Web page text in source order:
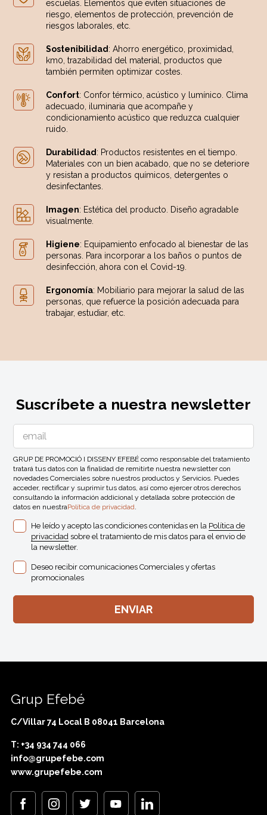
escuelas. Elementos que eviten situaciones de
riesgo, elementos de protección, prevención de
riesgos laborales, etc.
Sostenibilidad : Ahorro energético, proximidad,
km0, trazabilidad del material, productos que
también permiten optimizar costes.
Confort: Confor térmico, acústico y lumínico. Clima
adecuado, iluminaria que acompañe y
condicionamiento acústico que reduzca cualquier
ruido.
Durabilidad : Productos resistentes en el tiempo.
Materiales con un bien acabado, que no se deteriore
y resistan a productos químicos, detergentes o
desinfectantes.
Imagen: Estética del producto. Diseño agradable
visualmente.
Higiene: Equipamiento enfocado al bienestar de las
personas. Para incorporar a los baños o puntos de
desinfección, ahora con el Covid-19.
Ergonomía: Mobiliario para mejorar la salud de las
personas, que refuerce la posición adecuada para
trabajar, estudiar, etc.
Suscríbete a nuestra newsletter
GRUP DE PROMOCIÓ I DISSENY EFEBÉ como responsable del tratamiento
tratará tus datos con la finalidad de remitirte nuestra newsletter con
novedades Comerciales sobre nuestros productos y Servicios. Puedes
acceder, rectificar y suprimir tus datos, así como ejercer otros derechos
consultando la información addicional y detallada sobre protección de
datos en nuestraPolítica de privacidad.
He leído y acepto las condiciones contenidas en la Política de
privacidad sobre el tratamiento de mis datos para el envio de
la newsletter.
Deseo recibir comunicaciones Comerciales y ofertas
promocionales
Grup Efebé
C/Villar 74 Local B 08041 Barcelona
T: +34 934 744 066
info@grupefebe.com
www.grupefebe.com